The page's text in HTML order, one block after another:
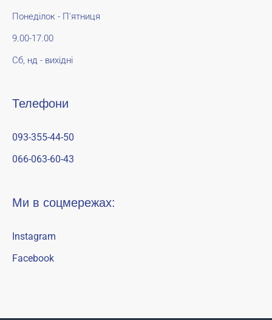
Понеділок - П'ятниця
9.00-17.00
Сб, нд - вихідні
Телефони
093-355-44-50
066-063-60-43
Ми в соцмережах:
Instagram
Facebook